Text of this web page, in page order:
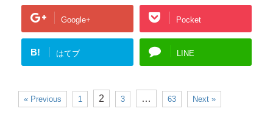
Google+ Pocket
B! はてブ LINE
« Previous 1 2 3 … 63 Next »